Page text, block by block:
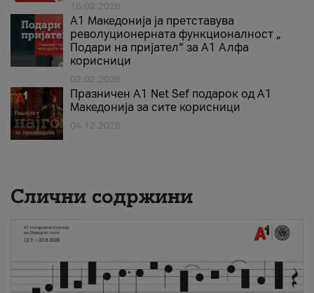
16.02.2026
А1 Македонија ја претставува
револуционерната функционалност „
Подари на пријател“ за А1 Алфа
корисници
02.02.2026
Празничен A1 Net Sеf подарок од А1
Македонија за сите корисници
04.12.2025
Слични содржини